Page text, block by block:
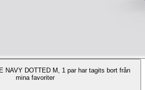
NAVY DOTTED M, 1 par har tagits bort från
mina favoriter